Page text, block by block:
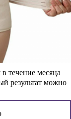
течение месяца
результат можно